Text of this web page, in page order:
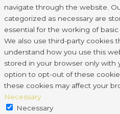
navigate through the website.
categorized as necessary are
essential for the working of
We also use third-party cookies
understand how you use this
stored in your browser only with
option to opt-out of these
these cookies may affect your
Necessary
Necessary